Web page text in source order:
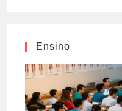
Ensino